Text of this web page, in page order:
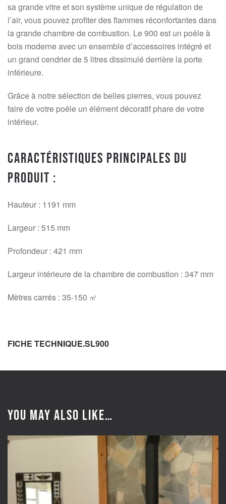
sa grande vitre et son système unique de régulation de
l’air, vous pouvez profiter des flammes réconfortantes dans
la grande chambre de combustion. Le 900 est un poêle à
bois moderne avec un ensemble d’accessoires intégré et
un grand cendrier de 5 litres dissimulé derrière la porte
inférieure.
Grâce à notre sélection de belles pierres, vous pouvez
faire de votre poêle un élément décoratif phare de votre
intérieur.
Caractéristiques principales du
produit :
Hauteur : 1191 mm
Largeur : 515 mm
Profondeur : 421 mm
Largeur intérieure de la chambre de combustion : 347 mm
Mètres carrés : 35-150 ㎡
FICHE TECHNIQUE.SL900
You may also like…